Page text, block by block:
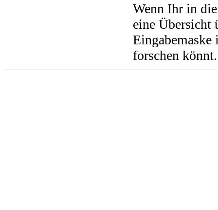
Wenn Ihr in
eine Übersicht
Eingabemaske
forschen könnt.